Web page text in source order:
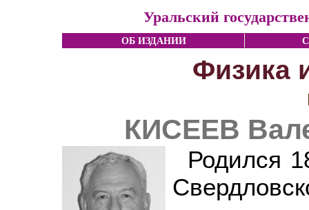
Уральский
ОБ ИЗДАНИИ
Физика
КИСЕЕВ
Родился